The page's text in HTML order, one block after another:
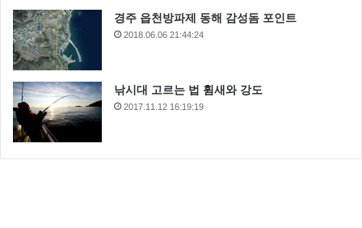
경주 읍천방파제 동해 감성돔 포인트
2018.06.06 21:44:24
낚시대 고르는 법 휨새와 강도
2017.11.12 16:19:19